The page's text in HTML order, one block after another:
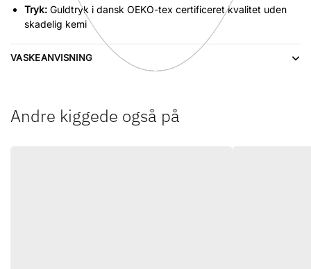
Tryk: Guldtryk i dansk OEKO-tex certificeret kvalitet uden
skadelig kemi
VASKEANVISNING
Andre kiggede også på